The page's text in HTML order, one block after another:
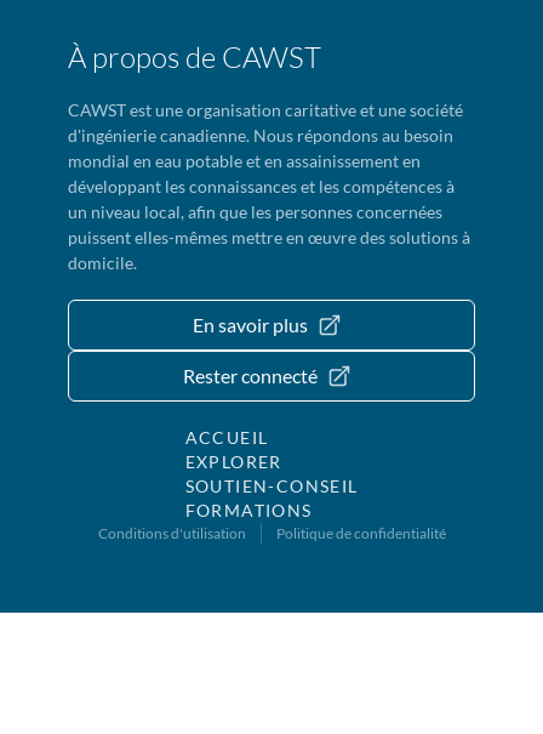
À propos de CAWST
CAWST est une organisation caritative et une société
d'ingénierie canadienne. Nous répondons au besoin
mondial en eau potable et en assainissement en
développant les connaissances et les compétences à
un niveau local, afin que les personnes concernées
puissent elles-mêmes mettre en œuvre des solutions à
domicile.
En savoir plus
Rester connecté
ACCUEIL
EXPLORER
SOUTIEN-CONSEIL
FORMATIONS
Conditions d'utilisation Politique de confidentialité